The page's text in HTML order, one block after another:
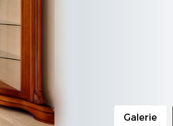
Galerie